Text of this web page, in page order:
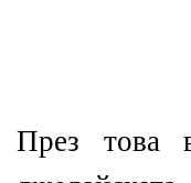
През това